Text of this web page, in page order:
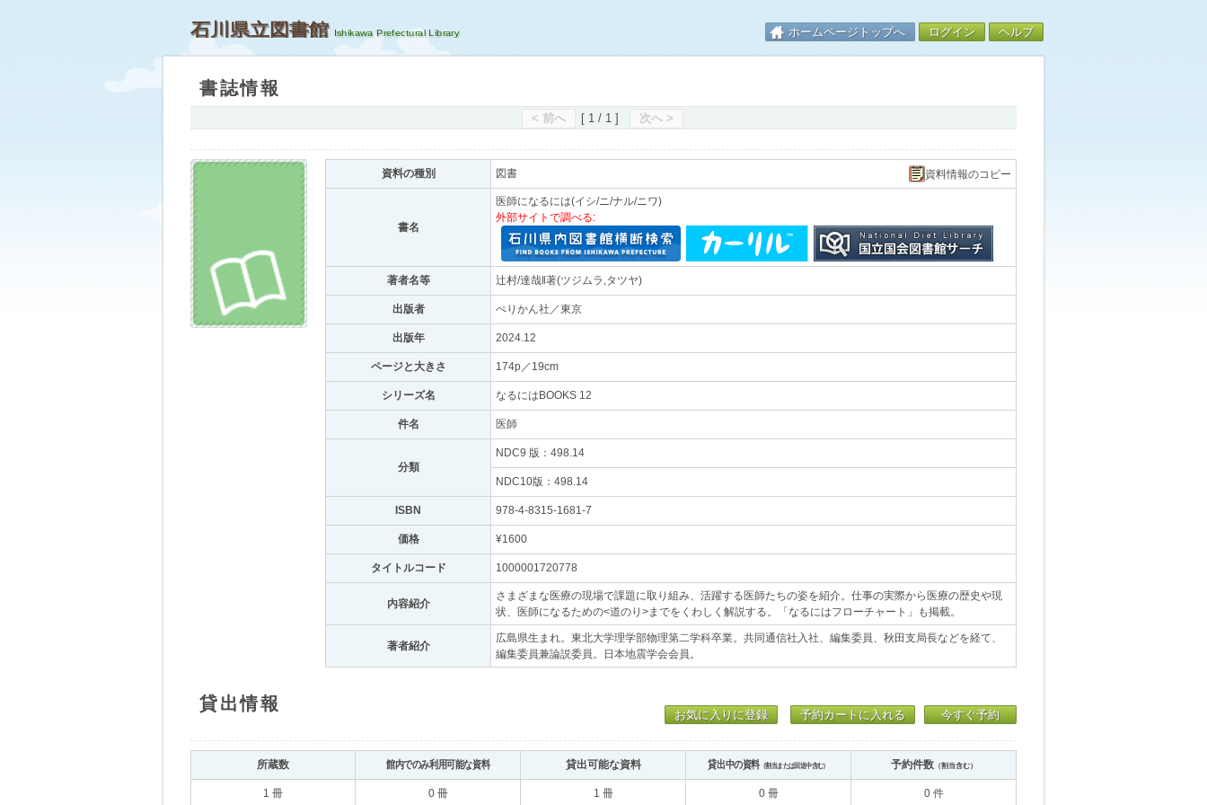
石川県立図書館 ホームページトップへ ログイン ヘルプ
書誌情報
< 前へ [ 1 / 1 ] 次へ >
資料の種別 図書 資料情報のコピー
書名
医師になるには(イシ/ニ/ナル/ニワ)
外部サイトで調べる:
著者名等 辻村/達哉‖著(ツジムラ,タツヤ)
出版者 ぺりかん社／東京
出版年 2024.12
ページと大きさ 174p／19cm
シリーズ名 なるにはBOOKS 12
件名 医師
分類
NDC9 版：498.14
NDC10版：498.14
ISBN 978-4-8315-1681-7
価格 ¥1600
タイトルコード 1000001720778
内容紹介
さまざまな医療の現場で課題に取り組み、活躍する医師たちの姿を紹介。仕事の実際から医療の歴史や現
状、医師になるための<道のり>までをくわしく解説する。「なるにはフローチャート」も掲載。
著者紹介
広島県生まれ。東北大学理学部物理第二学科卒業。共同通信社入社、編集委員、秋田支局長などを経て、
編集委員兼論説委員。日本地震学会会員。
貸出情報
お気に入りに登録 予約カートに入れる 今すぐ予約
所蔵数 館内でのみ利用可能な資料 貸出可能な資料 貸出中の資料（割当または回送中含む） 予約件数（割当含む）
1 冊 0 冊 1 冊 0 冊 0 件